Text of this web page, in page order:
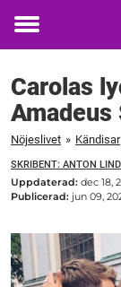
Toggle
Carolas
Amadeus
Nöjeslivet » Kändisar
SKRIBENT: ANTON
Uppdaterad: dec 18,
Publicerad: jun 09,